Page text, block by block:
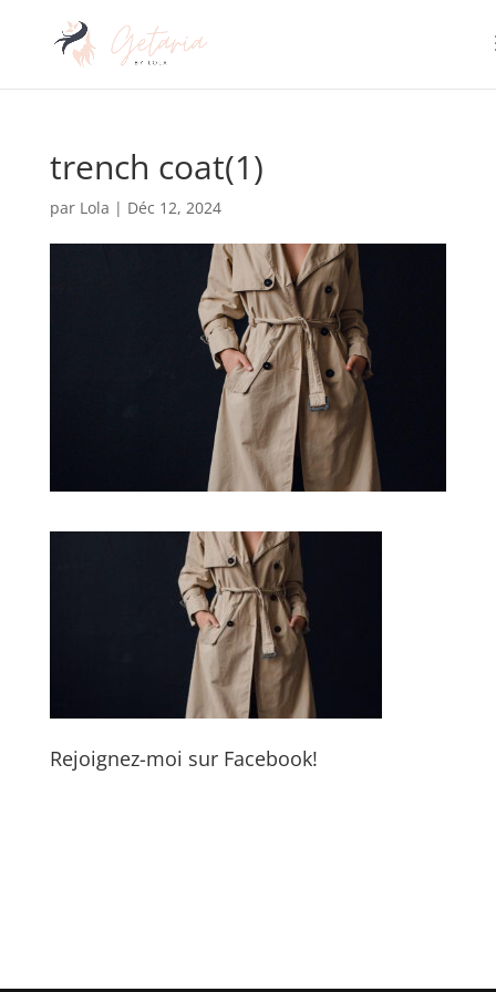
trench coat(1)
par Lola | Déc 12, 2024
Rejoignez-moi sur Facebook!